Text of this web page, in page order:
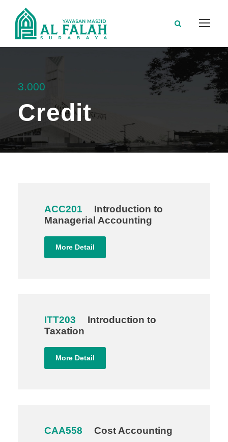
3.000
Credit
ACC201
Introduction to
Managerial Accounting
More Detail
ITT203
Introduction to
Taxation
More Detail
CAA558 Cost Accounting